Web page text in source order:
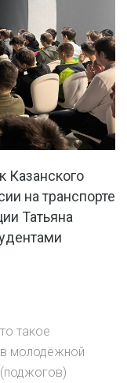
Казанского
на транспорте
Татьяна
такое
в молодёжной